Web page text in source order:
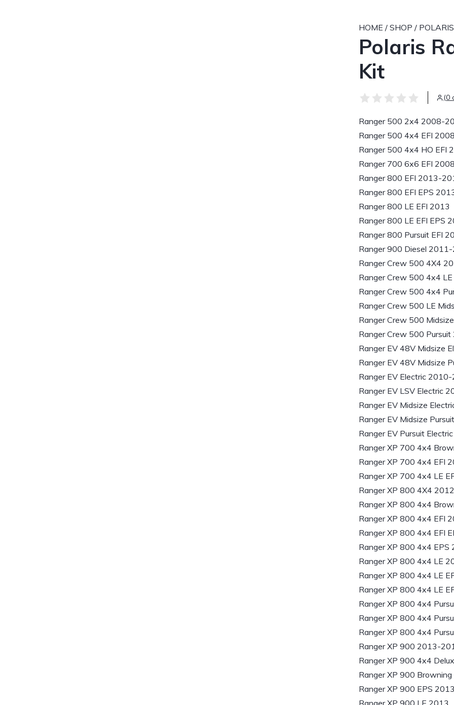
HOME / SHOP /
Polaris
Kit
(0
Ranger 500 2x4 2008-
Ranger 500 4x4 EFI
Ranger 500 4x4 HO EFI
Ranger 700 6x6 EFI
Ranger 800 EFI 2013-
Ranger 800 EFI EPS
Ranger 800 LE EFI 2013
Ranger 800 LE EFI EPS
Ranger 800 Pursuit EFI
Ranger 900 Diesel
Ranger Crew 500 4X4
Ranger Crew 500 4x4
Ranger Crew 500 4x4
Ranger Crew 500 LE
Ranger Crew 500
Ranger Crew 500 Pursuit
Ranger EV 48V Midsize
Ranger EV 48V Midsize
Ranger EV Electric
Ranger EV LSV Electric
Ranger EV Midsize
Ranger EV Midsize
Ranger EV Pursuit
Ranger XP 700 4x4
Ranger XP 700 4x4 EFI
Ranger XP 700 4x4 LE
Ranger XP 800 4X4 2012
Ranger XP 800 4x4
Ranger XP 800 4x4 EFI
Ranger XP 800 4x4 EFI
Ranger XP 800 4x4 EPS
Ranger XP 800 4x4 LE
Ranger XP 800 4x4 LE
Ranger XP 800 4x4 LE
Ranger XP 800 4x4
Ranger XP 800 4x4
Ranger XP 800 4x4
Ranger XP 900 2013-
Ranger XP 900 4x4
Ranger XP 900
Ranger XP 900 EPS
Ranger XP 900 LE 2013